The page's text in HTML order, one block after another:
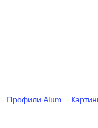
Профили Alum